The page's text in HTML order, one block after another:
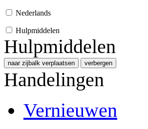
Nederlands
Hulpmiddelen
Hulpmiddelen
naar zijbalk verplaatsen verbergen
Handelingen
Vernieuwen